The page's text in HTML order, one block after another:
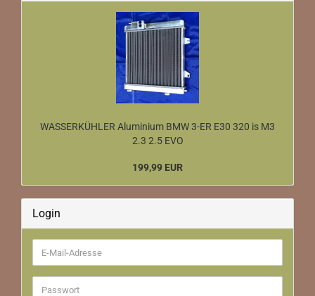
WASSERKÜHLER Aluminium BMW 3-ER E30 320 is M3
2.3 2.5 EVO
199,99 EUR
Login
E-
Mail-
Adresse
Passwort